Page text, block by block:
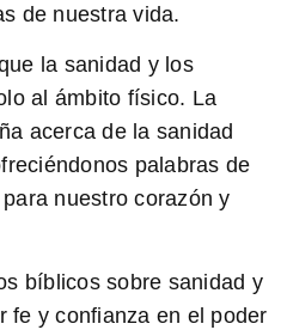
de nuestra vida.
la sanidad y los
al ámbito físico. La
acerca de la sanidad
palabras de
nuestro corazón y
bíblicos sobre sanidad y
fe y confianza en el poder